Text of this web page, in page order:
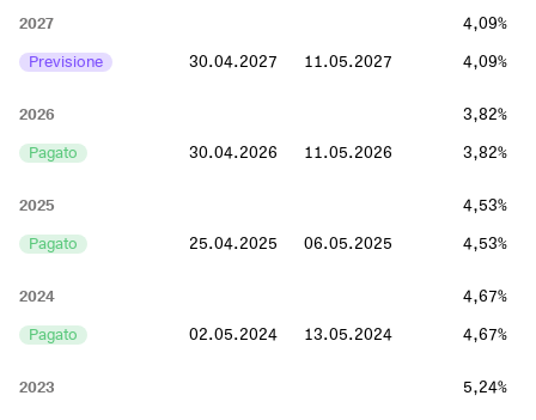
2027
4,09%
Previsione
30.04.2027 11.05.2027 4,09%
2026
3,82%
Pagato
30.04.2026 11.05.2026 3,82%
2025
4,53%
Pagato
25.04.2025 06.05.2025 4,53%
2024
4,67%
Pagato
02.05.2024 13.05.2024 4,67%
2023
5,24%